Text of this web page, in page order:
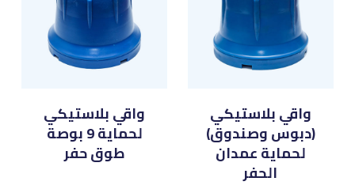
واقي بلاستيكي
(دبوس وصندوق)
لحماية عمدان
الحفر
واقي بلاستيكي
لحماية 9 بوصة
طوق حفر